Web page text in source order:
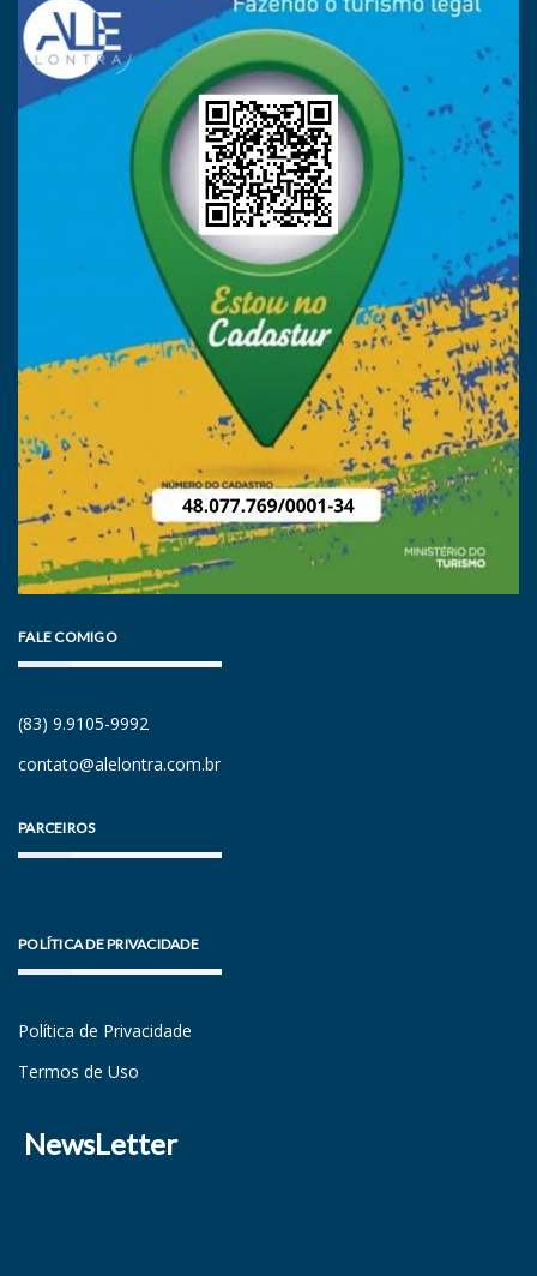
FALE COMIGO
(83) 9.9105-9992
contato@alelontra.com.br
PARCEIROS
POLÍTICA DE PRIVACIDADE
Política de Privacidade
Termos de Uso
NewsLetter